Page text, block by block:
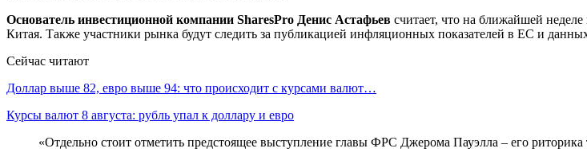
Основатель инвестиционной компании SharesPro Денис Астафьев считает, что на ближайшей
Китая. Также участники рынка будут следить за публикацией инфляционных показателей в ЕС и
Сейчас читают
Доллар выше 82, евро выше 94: что происходит с курсами валют…
Курсы валют 8 августа: рубль упал к доллару и евро
«Отдельно стоит отметить предстоящее выступление главы ФРС Джерома Пауэлла – его